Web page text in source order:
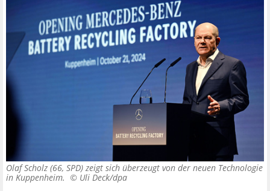
Olaf Scholz (66, SPD) zeigt sich überzeugt von der neuen Technologie
in Kuppenheim. © Uli Deck/dpa